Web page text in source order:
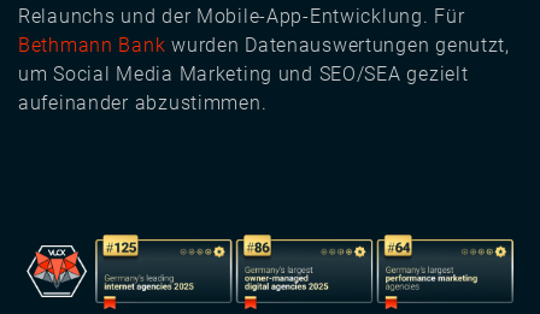
Relaunchs und der Mobile-App-Entwicklung. Für
Bethmann Bank wurden Datenauswertungen genutzt,
um Social Media Marketing und SEO/SEA gezielt
aufeinander abzustimmen.